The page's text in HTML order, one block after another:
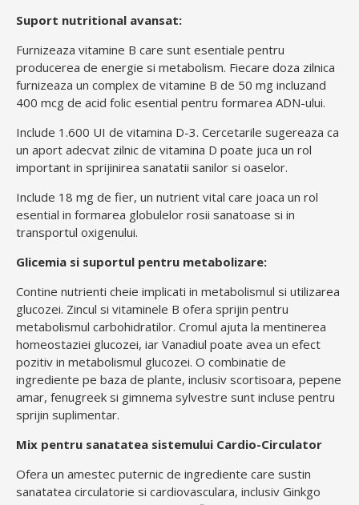
Suport nutritional avansat:
Furnizeaza vitamine B care sunt esentiale pentru
producerea de energie si metabolism. Fiecare doza zilnica
furnizeaza un complex de vitamine B de 50 mg incluzand
400 mcg de acid folic esential pentru formarea ADN-ului.
Include 1.600 UI de vitamina D-3. Cercetarile sugereaza ca
un aport adecvat zilnic de vitamina D poate juca un rol
important in sprijinirea sanatatii sanilor si oaselor.
Include 18 mg de fier, un nutrient vital care joaca un rol
esential in formarea globulelor rosii sanatoase si in
transportul oxigenului.
Glicemia si suportul pentru metabolizare:
Contine nutrienti cheie implicati in metabolismul si utilizarea
glucozei. Zincul si vitaminele B ofera sprijin pentru
metabolismul carbohidratilor. Cromul ajuta la mentinerea
homeostaziei glucozei, iar Vanadiul poate avea un efect
pozitiv in metabolismul glucozei. O combinatie de
ingrediente pe baza de plante, inclusiv scortisoara, pepene
amar, fenugreek si gimnema sylvestre sunt incluse pentru
sprijin suplimentar.
Mix pentru sanatatea sistemului Cardio-Circulator
Ofera un amestec puternic de ingrediente care sustin
sanatatea circulatorie si cardiovasculara, inclusiv Ginkgo